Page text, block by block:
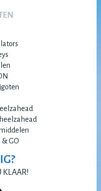
& GO
KLAAR!